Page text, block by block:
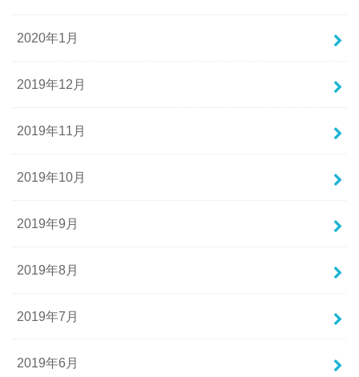
2020年1月
2019年12月
2019年11月
2019年10月
2019年9月
2019年8月
2019年7月
2019年6月